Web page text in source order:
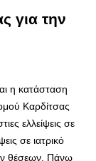
για την
η κατάσταση
Καρδίτσας
ελλείψεις σε
σε ιατρικό
θέσεων. Πάνω